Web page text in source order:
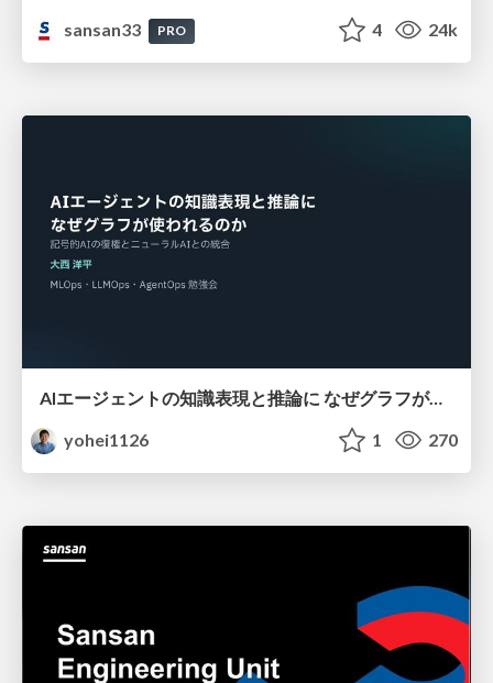
sansan33
PRO 4 24k
AIエージェントの知識表現と推論に なぜグラフが使われるのか - 記号的AIの復権とニューラルAIとの統合
yohei1126
1 270